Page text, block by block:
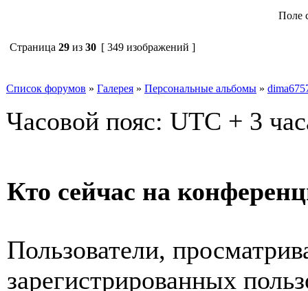
Поле
Страница 29 из 30 [ 349 изображений ]
Список форумов » Галерея » Персональные альбомы »
Часовой пояс: UTC + 3
Кто сейчас на
Пользователи,
зарегистрированных